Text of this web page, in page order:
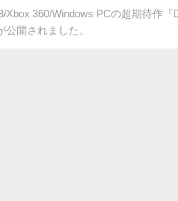
360/Windows PCの超期待作
開されました。